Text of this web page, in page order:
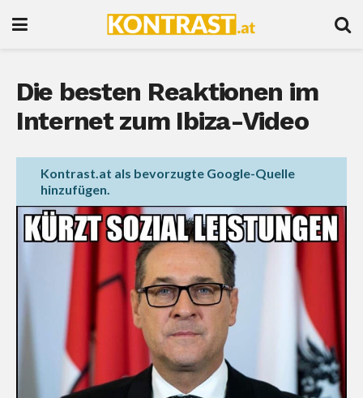
Die besten Reaktionen im
Internet zum Ibiza-Video
Kontrast.at als bevorzugte Google-Quelle
hinzufügen.